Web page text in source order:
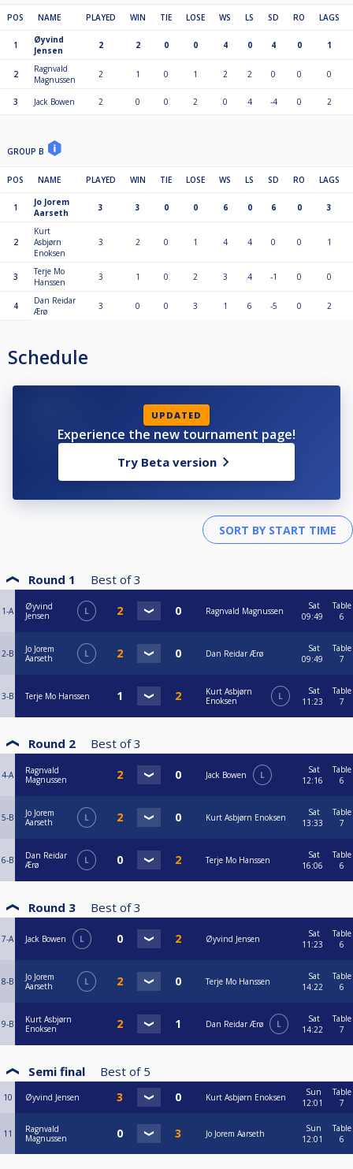
POS NAME PLAYED WIN TIE LOSE WS LS SD RO LAGS
1
Øyvind
Jensen
2 2 0 0 4 0 4 0 1
2
Ragnvald
Magnussen
2 1 0 1 2 2 0 0 0
3 Jack Bowen 2 0 0 2 0 4 -4 0 2
GROUP B
POS NAME PLAYED WIN TIE LOSE WS LS SD RO LAGS
1
Jo Jorem
Aarseth
3 3 0 0 6 0 6 0 3
2
Kurt
Asbjørn
Enoksen
3 2 0 1 4 4 0 0 1
3
Terje Mo
Hanssen
3 1 0 2 3 4 -1 0 0
4
Dan Reidar
Ærø
3 0 0 3 1 6 -5 0 2
Schedule
UPDATED
Experience the new tournament page!
Try Beta version
Round 1 Best of 3
1-A
Øyvind
Jensen
L Ragnvald Magnussen
Sat
09:49
Table
6
2-B
Jo Jorem
Aarseth
L Dan Reidar Ærø
Sat
09:49
Table
7
3-B Terje Mo Hanssen
Kurt Asbjørn
Enoksen
L
Sat
11:23
Table
7
Round 2 Best of 3
4-A
Ragnvald
Magnussen
Jack Bowen L
Sat
12:16
Table
6
5-B
Jo Jorem
Aarseth
L Kurt Asbjørn Enoksen
Sat
13:33
Table
7
6-B
Dan Reidar
Ærø
L Terje Mo Hanssen
Sat
16:06
Table
6
Round 3 Best of 3
7-A Jack Bowen L Øyvind Jensen
Sat
11:23
Table
6
8-B
Jo Jorem
Aarseth
L Terje Mo Hanssen
Sat
14:22
Table
6
9-B
Kurt Asbjørn
Enoksen
Dan Reidar Ærø L
Sat
14:22
Table
7
Semi final Best of 5
10 Øyvind Jensen Kurt Asbjørn Enoksen
Sun
12:01
Table
7
11
Ragnvald
Magnussen
Jo Jorem Aarseth
Sun
12:01
Table
6